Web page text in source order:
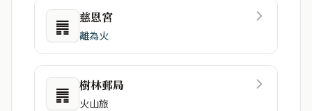
䷠ 慈恩宮
離為火
䷠ 樹林郵局
火山旅